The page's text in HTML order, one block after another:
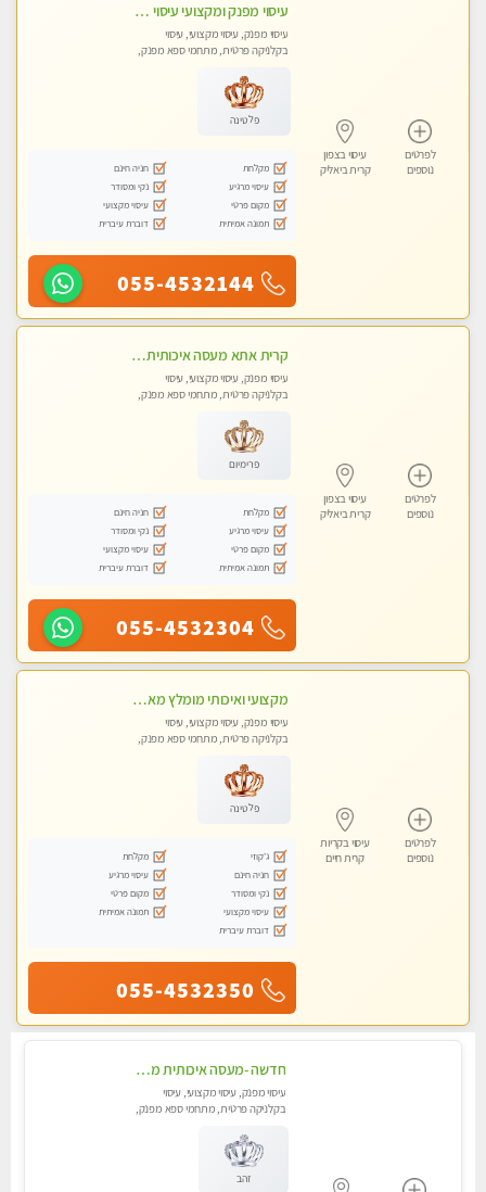
לפרטים
נוספים
עיסוי בצפון
קרית ביאליק
עיסוי מפנק ומקצועי עיסוי עם אבנים חמות. מעסה עם תעודות. טיפול מרגיע משחרר באווירה נעימה נקיה ומסודרת. יש חניה ומקלחת
עיסוי מפנק, עיסוי מקצועי, עיסוי
בקלניקה פרטית, מתחמי ספא מפנק,
פלטינה
מקלחת
חניה חינם
עיסוי מרגיע
נקי ומסודר
מקום פרטי
עיסוי מקצועי
תמונה אמיתית
דוברת עיברית
055-4532144
לפרטים
נוספים
עיסוי בצפון
קרית ביאליק
קרית אתא מעסה איכותית מקצועית ללא מין
עיסוי מפנק, עיסוי מקצועי, עיסוי
בקלניקה פרטית, מתחמי ספא מפנק,
פרימיום
מקלחת
חניה חינם
עיסוי מרגיע
נקי ומסודר
מקום פרטי
עיסוי מקצועי
תמונה אמיתית
דוברת עיברית
055-4532304
לפרטים
נוספים
עיסוי בקריות
קרית חיים
מקצועי ואיכותי מומלץ מאוד!! ממתינה לך שתגיע מעסה פרטית בוא ותבין מזה עיסוי מפנק … ❤️
עיסוי מפנק, עיסוי מקצועי, עיסוי
בקלניקה פרטית, מתחמי ספא מפנק,
פלטינה
ג'קוזי
מקלחת
חניה חינם
עיסוי מרגיע
נקי ומסודר
מקום פרטי
עיסוי מקצועי
תמונה אמיתית
דוברת עיברית
055-4532350
חדשה -מעסה איכותית מפנקת ומקצועית עיסוי חלומי ..... בקרית אתא
עיסוי מפנק, עיסוי מקצועי, עיסוי
בקלניקה פרטית, מתחמי ספא מפנק,
זהב